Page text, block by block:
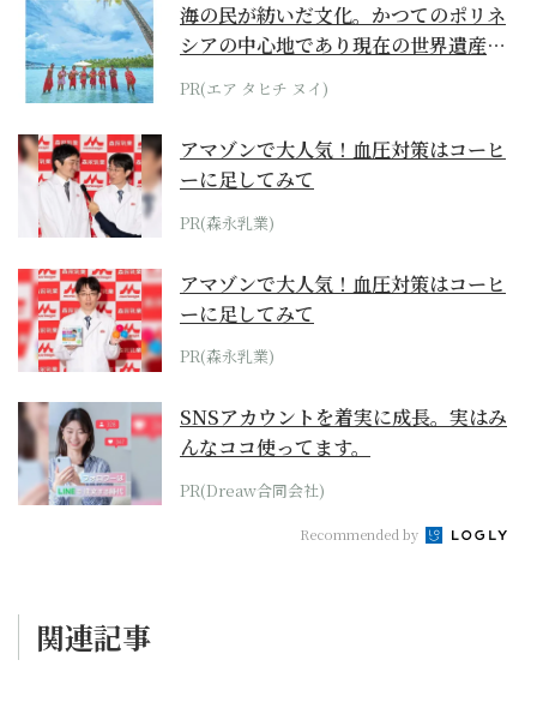
海の民が紡いだ文化。かつてのポリネ
シアの中心地であり現在の世界遺産か
らみえてくる...
PR(エア タヒチ ヌイ)
アマゾンで大人気！血圧対策はコーヒ
ーに足してみて
PR(森永乳業)
アマゾンで大人気！血圧対策はコーヒ
ーに足してみて
PR(森永乳業)
SNSアカウントを着実に成長。実はみ
んなココ使ってます。
PR(Dreaw合同会社)
Recommended by
関連記事